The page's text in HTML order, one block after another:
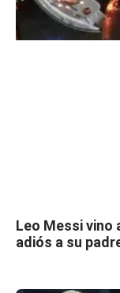
Leo Messi vino
adiós a su